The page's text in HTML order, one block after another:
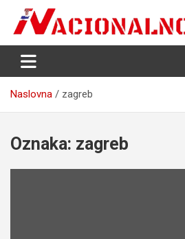
content
NacionalnoPlus.hr
Nacija želi znati više
Naslovna zagreb
Oznaka: zagreb